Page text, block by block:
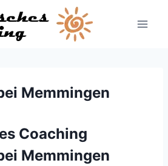
Memmingen
Coaching
Memmingen